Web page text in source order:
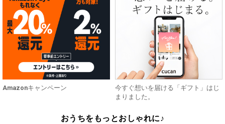
Amazonキャンペーン
今すぐ想いを届ける「ギフト」はじ
まりました。
おうちをもっとおしゃれに♪